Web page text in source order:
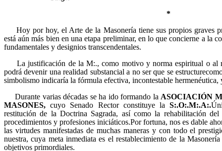
*
Hoy por hoy, el Arte de la Masonería tiene sus propios graves
está aún más bien en una etapa preliminar, en lo que concierne a la
fundamentales y designios transcendentales.
La justificación de la M:., como motivo y norma espiritual o al
podrá devenir una realidad substancial a no ser que se
simbolismo indicaría la fórmula efectiva, incontestable hermenéutica,
Durante varias décadas se ha ido formando la ASOCIACIÓN
MASONES,cuyo Senado Rector constituye laS:.O:.M:.A:.
restitución de la Doctrina Sagrada, así como la rehabilitación
procedimientos y profesiones iniciáticos.Por fortuna, nos es dable
las virtudes manifestadas de muchas maneras y con todo el
nuestra, cuya meta inmediata es el restablecimiento de la
objetivos primordiales.